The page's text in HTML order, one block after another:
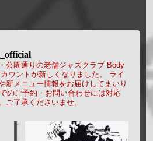
公園通りの老舗ジャズクラブ Body
ウントが新しくなりました。
ライ
新メニュー情報をお届けしてまいり
のご予約・お問い合わせには対応
ご了承くださいませ。